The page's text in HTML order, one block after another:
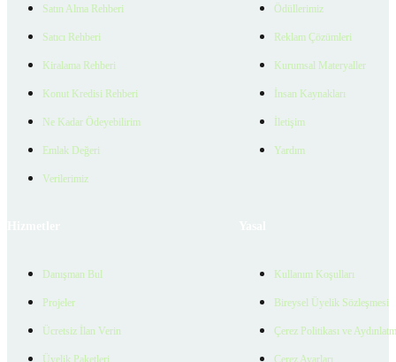
Satın Alma Rehberi
Satıcı Rehberi
Kiralama Rehberi
Konut Kredisi Rehberi
Ne Kadar Ödeyebilirim
Emlak Değeri
Verilerimiz
Ödüllerimiz
Reklam Çözümleri
Kurumsal Materyaller
İnsan Kaynakları
İletişim
Yardım
Danışman Bul
Projeler
Ücretsiz İlan Verin
Üyelik Paketleri
Kullanım Koşulları
Bireysel Üyelik Sözleşmesi
Çerez Politikası ve
Çerez Ayarları